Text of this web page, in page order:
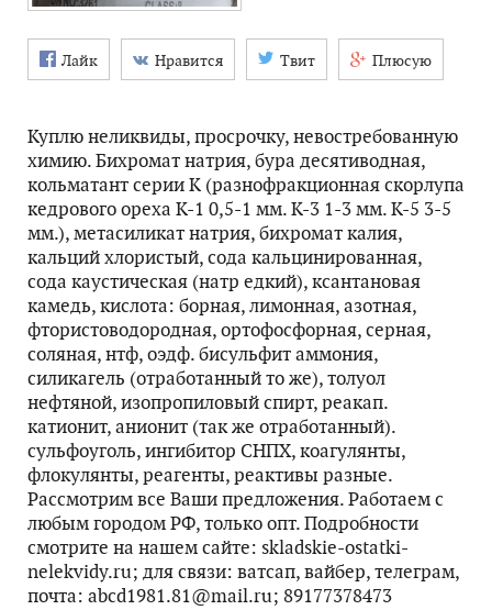
Лайк Нравится Твит Плюсую
Куплю неликвиды, просрочку, невостребованную
химию. Бихромат натрия, бура десятиводная,
кольматант серии К (разнофракционная скорлупа
кедрового ореха К-1 0,5-1 мм. К-3 1-3 мм. К-5 3-5
мм.), метасиликат натрия, бихромат калия,
кальций хлористый, сода кальцинированная,
сода каустическая (натр едкий), ксантановая
камедь, кислота: борная, лимонная, азотная,
фтористоводородная, ортофосфорная, серная,
соляная, нтф, оэдф. бисульфит аммония,
силикагель (отработанный то же), толуол
нефтяной, изопропиловый спирт, реакап.
катионит, анионит (так же отработанный).
сульфоуголь, ингибитор СНПХ, коагулянты,
флокулянты, реагенты, реактивы разные.
Рассмотрим все Ваши предложения. Работаем с
любым городом РФ, только опт. Подробности
смотрите на нашем сайте: skladskie-ostatki-
nelekvidy.ru; для связи: ватсап, вайбер, телеграм,
почта: abcd1981.81@mail.ru; 89177378473